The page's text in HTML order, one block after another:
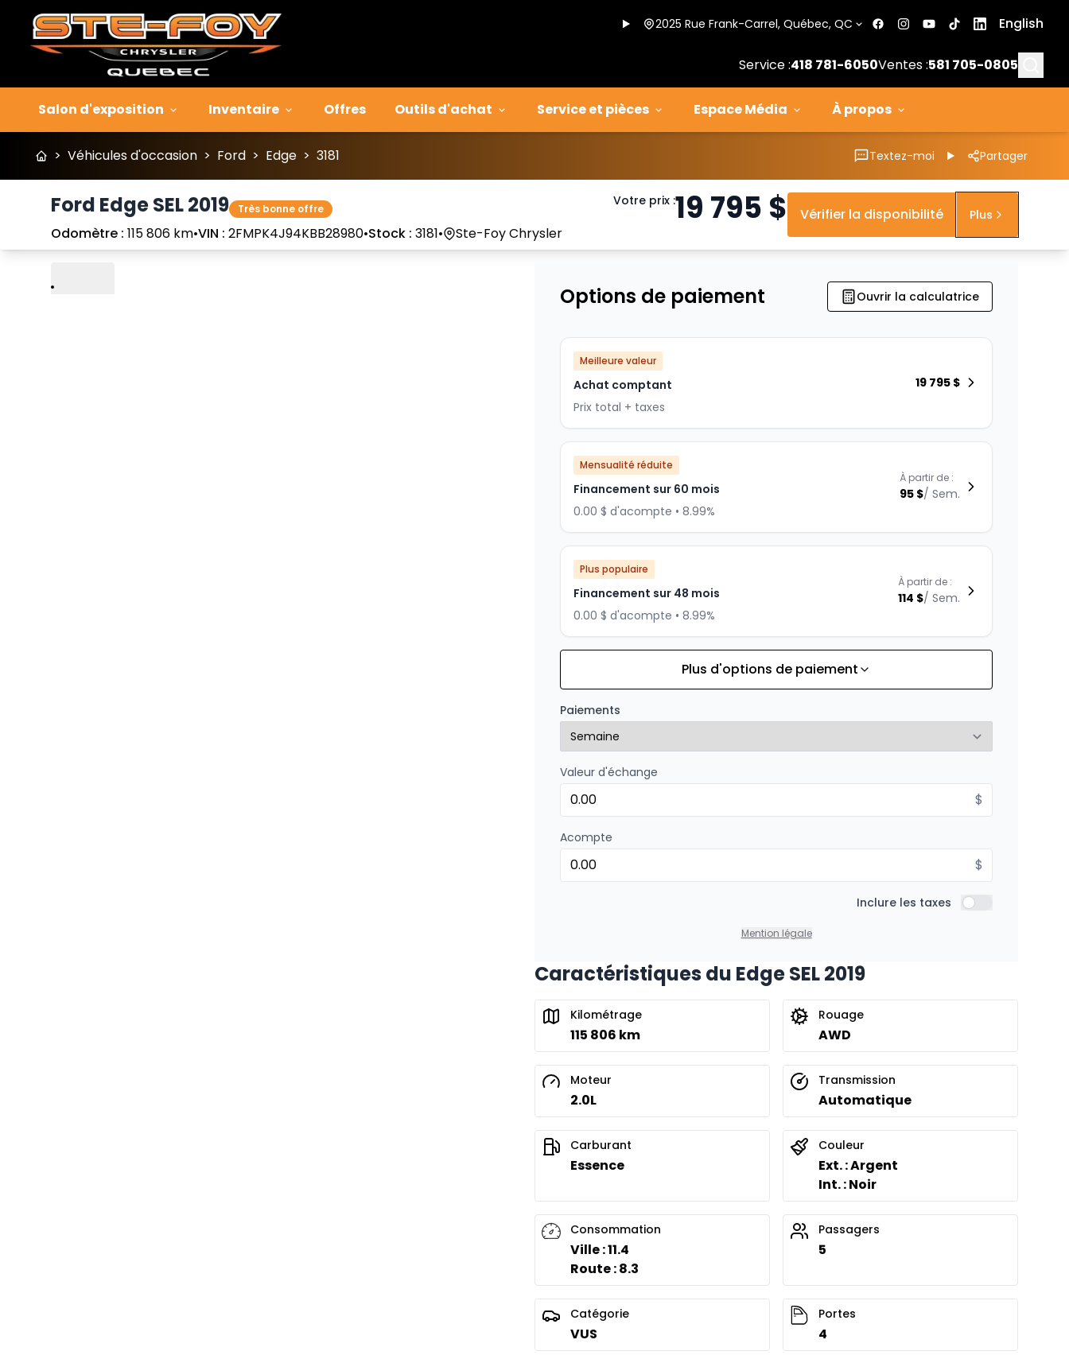
2025 Rue Frank-Carrel, Québec, QC English
Service :418 781-6050Ventes :581 705-0805
Salon d'exposition Inventaire Offres Outils d'achat Service et pièces Espace Média À propos
> Véhicules d'occasion > Ford > Edge > 3181 Textez-moi Partager
Ford Edge SEL 2019 Très bonne offre
Odomètre : 115 806 km•VIN : 2FMPK4J94KBB28980•Stock : 3181• Ste-Foy Chrysler
Votre prix :19 795 $ Vérifier la disponibilité Plus
Lire Précédent
Suivant
Options de paiement Ouvrir la calculatrice
Meilleure valeur
Achat comptant
Prix total + taxes
19 795 $
Mensualité réduite
Financement sur 60 mois
0.00 $ d'acompte • 8.99%
À partir de :
95 $/ Sem.
Plus populaire
Financement sur 48 mois
0.00 $ d'acompte • 8.99%
À partir de :
114 $/ Sem.
Financement sur 36 mois
0.00 $ d'acompte • 8.99%
À partir de :
Financement sur 24 mois
Financement sur 24 mois
Plus d'options de paiement
Paiements
Valeur d'échange
$
Acompte
$
Inclure les taxes Inclure les taxes
Mention légale
Caractéristiques du Edge SEL 2019
Kilométrage
115 806 km
Rouage
AWD
Moteur
2.0L
Transmission
Automatique
Carburant
Essence
Couleur
Ext. : Argent
Int. : Noir
Consommation
Ville : 11.4
Route : 8.3
Passagers
5
Catégorie
VUS
Portes
4